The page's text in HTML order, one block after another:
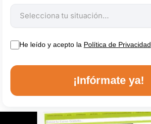
He leído y acepto la Política de Privacidad
¡Infórmate ya!